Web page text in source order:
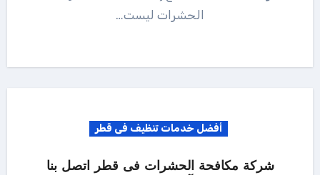
الحشرات ليست…
أفضل خدمات تنظيف فى قطر
شركة مكافحة الحشرات فى قطر اتصل بنا